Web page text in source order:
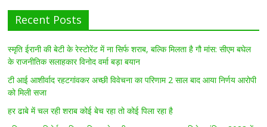
Recent Posts
स्मृति ईरानी की बेटी के रेस्टोरेंट में ना सिर्फ शराब, बल्कि मिलता है गौ मांस: सीएम बघेल
के राजनीतिक सलाहकार विनोद वर्मा बड़ा बयान
टी आई आशीर्वाद रहटगांवकर अच्छी विवेचना का परिणाम 2 साल बाद आया निर्णय आरोपी
को मिली सजा
हर ढाबे में चल रही शराब कोई बेच रहा तो कोई पिला रहा है